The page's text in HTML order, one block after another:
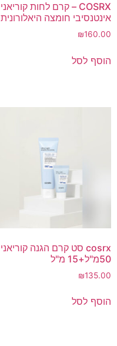
COSRX – קרם לחות קוריאני
אינטנסיבי חומצה היאלורונית
₪160.00
הוסף לסל
cosrx סט קרם הגנה קוריאני
50מ"ל+15 מ"ל
₪135.00
הוסף לסל